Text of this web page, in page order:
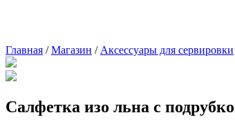
Главная /Магазин / Аксессуары для сервировки
Салфетка изо льна с